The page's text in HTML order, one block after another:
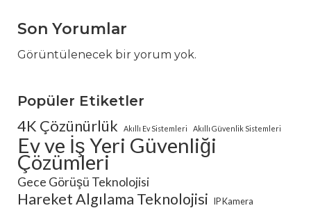
Son Yorumlar
Görüntülenecek bir yorum yok.
Popüler Etiketler
4K Çözünürlük Akıllı Ev Sistemleri Akıllı Güvenlik Sistemleri
Ev ve İş Yeri Güvenliği
Çözümleri
Gece Görüşü Teknolojisi
Hareket Algılama Teknolojisi IP Kamera